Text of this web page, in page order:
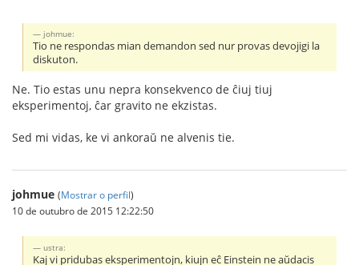
johmue:
Tio ne respondas mian demandon sed nur provas devojigi la
diskuton.
Ne. Tio estas unu nepra konsekvenco de ĉiuj tiuj
eksperimentoj, ĉar gravito ne ekzistas.
Sed mi vidas, ke vi ankoraŭ ne alvenis tie.
johmue (Mostrar o perfil)
10 de outubro de 2015 12:22:50
ustra:
Kaj vi pridubas eksperimentojn, kiujn eĉ Einstein ne aŭdacis